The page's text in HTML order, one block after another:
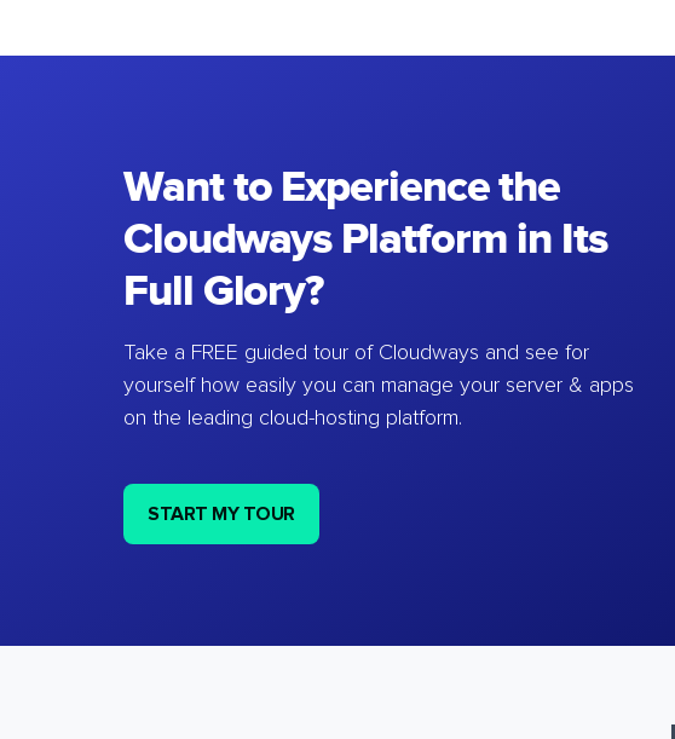
Want to Experience the
Cloudways Platform in Its
Full Glory?
Take a FREE guided tour of Cloudways and see for
yourself how easily you can manage your server & apps
on the leading cloud-hosting platform.
START MY TOUR